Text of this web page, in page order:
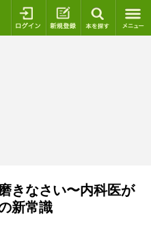
ログイン 新規登録
きなさい〜内科医が
新常識